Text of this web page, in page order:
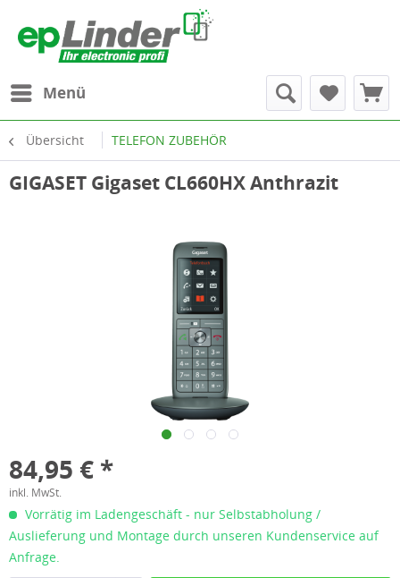
Menü
Übersicht TELEFON ZUBEHÖR
GIGASET Gigaset CL660HX Anthrazit
84,95 € *
inkl. MwSt.
Vorrätig im Ladengeschäft - nur Selbstabholung /
Auslieferung und Montage durch unseren Kundenservice auf
Anfrage.